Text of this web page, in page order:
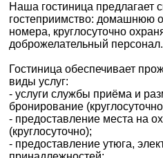
Наша гостиница предлагает
гостеприимство: домашнюю
номера, круглосуточно
доброжелательный персонал.
Гостиница обеспечивает
виды услуг:
- услуги службы приёма и
бронирование
- предоставление места на
(круглосуточно);
- предоставление утюга,